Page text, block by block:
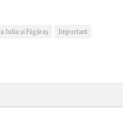
Iulia și Făgăraș Important